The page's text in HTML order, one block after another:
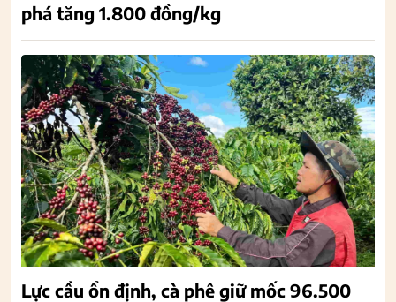
phá tăng 1.800 đồng/kg
Lực cầu ổn định, cà phê giữ mốc 96.500